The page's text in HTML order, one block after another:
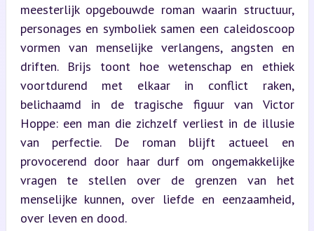
meesterlijk opgebouwde roman waarin structuur,
personages en symboliek samen een caleidoscoop
vormen van menselijke verlangens, angsten en
driften. Brijs toont hoe wetenschap en ethiek
voortdurend met elkaar in conflict raken,
belichaamd in de tragische figuur van Victor
Hoppe: een man die zichzelf verliest in de illusie
van perfectie. De roman blijft actueel en
provocerend door haar durf om ongemakkelijke
vragen te stellen over de grenzen van het
menselijke kunnen, over liefde en eenzaamheid,
over leven en dood.